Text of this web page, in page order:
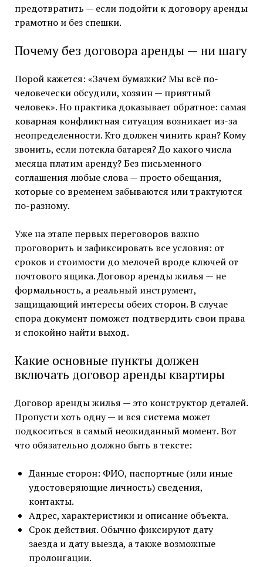
предотвратить — если подойти к договору аренды
грамотно и без спешки.
Почему без договора аренды — ни шагу
Порой кажется: «Зачем бумажки? Мы всё по-
человечески обсудили, хозяин — приятный
человек». Но практика доказывает обратное: самая
коварная конфликтная ситуация возникает из-за
неопределенности. Кто должен чинить кран? Кому
звонить, если потекла батарея? До какого числа
месяца платим аренду? Без письменного
соглашения любые слова — просто обещания,
которые со временем забываются или трактуются
по-разному.
Уже на этапе первых переговоров важно
проговорить и зафиксировать все условия: от
сроков и стоимости до мелочей вроде ключей от
почтового ящика. Договор аренды жилья — не
формальность, а реальный инструмент,
защищающий интересы обеих сторон. В случае
спора документ поможет подтвердить свои права
и спокойно найти выход.
Какие основные пункты должен
включать договор аренды квартиры
Договор аренды жилья — это конструктор деталей.
Пропусти хоть одну — и вся система может
подкоситься в самый неожиданный момент. Вот
что обязательно должно быть в тексте:
Данные сторон: ФИО, паспортные (или иные
удостоверяющие личность) сведения,
контакты.
Адрес, характеристики и описание объекта.
Срок действия. Обычно фиксируют дату
заезда и дату выезда, а также возможные
пролонгации.